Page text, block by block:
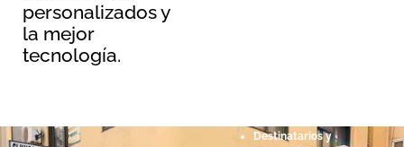
Destinatarios y
personalizados y
la mejor
tecnología.